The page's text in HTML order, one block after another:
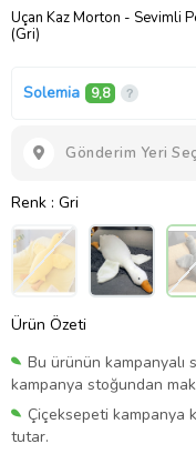
Uçan Kaz Morton - Sevimli
(Gri)
Solemia 9,8
Gönderim Yeri
Renk : Gri
Ürün Özeti
Bu ürünün kampanyalı
kampanya stoğundan
Çiçeksepeti kampanya
tutar.